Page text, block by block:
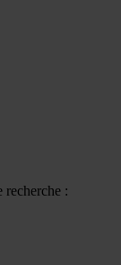
recherche :